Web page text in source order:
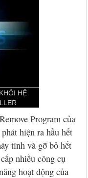
HỆ
Program của
hiện ra hầu hết
tính và gỡ bỏ hết
nhiều công cụ
hoạt động của